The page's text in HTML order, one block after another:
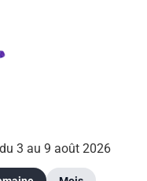
du 3 au 9 août 2026